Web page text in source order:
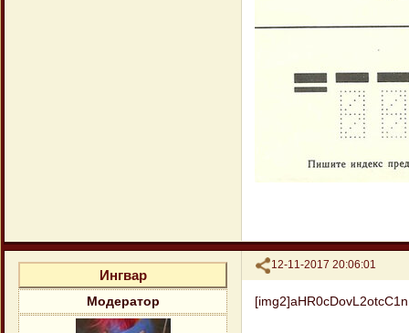
Поделиться
12-11-2017 20:06:01
Ингвар
Модератор